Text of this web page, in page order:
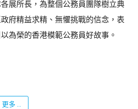
展所長，為整個公務員團隊樹立典
府精益求精、無懼挑戰的信念，表
為榮的香港模範公務員好故事。
更多 ...